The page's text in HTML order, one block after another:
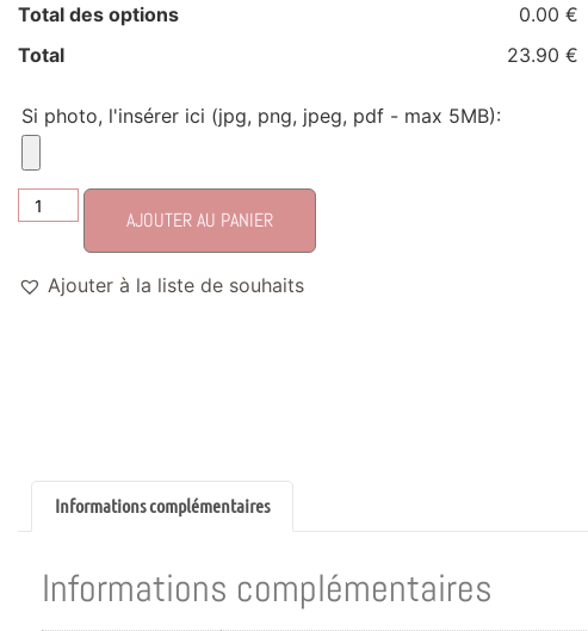
Total des options
0.00 €
Total
23.90 €
Si photo, l'insérer ici (jpg, png, jpeg, pdf - max 5MB):
AJOUTER AU PANIER
Ajouter à la liste de souhaits
Informations complémentaires
Informations complémentaires